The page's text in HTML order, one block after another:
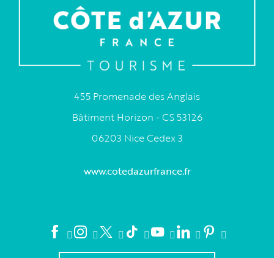
455 Promenade des Anglais
Bâtiment Horizon - CS 53126
06203 Nice Cedex 3
www.cotedazurfrance.fr